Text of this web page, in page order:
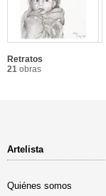
Retratos
21 obras
Artelista
Quiénes somos